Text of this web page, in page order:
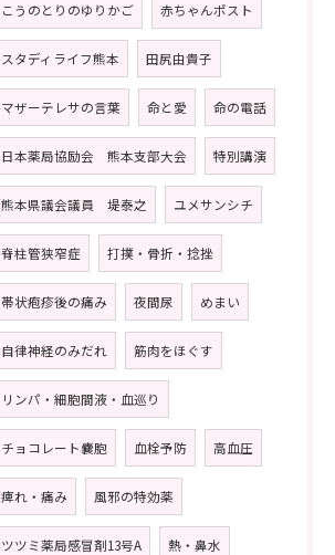
こうのとりのゆりかご 赤ちゃんポスト
スタディライフ熊本 田尻由貴子
マザーテレサの言葉 命と愛 命の電話
日本薬局協励会 熊本支部大会 特別講演
熊本県議会議員 堤泰之 ユメサンシチ
脊柱管狭窄症 打撲・骨折・捻挫
帯状疱疹後の痛み 夜間尿 めまい
自律神経のみだれ 筋肉をほぐす
リンパ・細胞間液・血巡り
チョコレート嚢胞 血栓予防 高血圧
痺れ・痛み 風邪の特効薬
ツツミ薬局感冒剤13号A 熱・鼻水